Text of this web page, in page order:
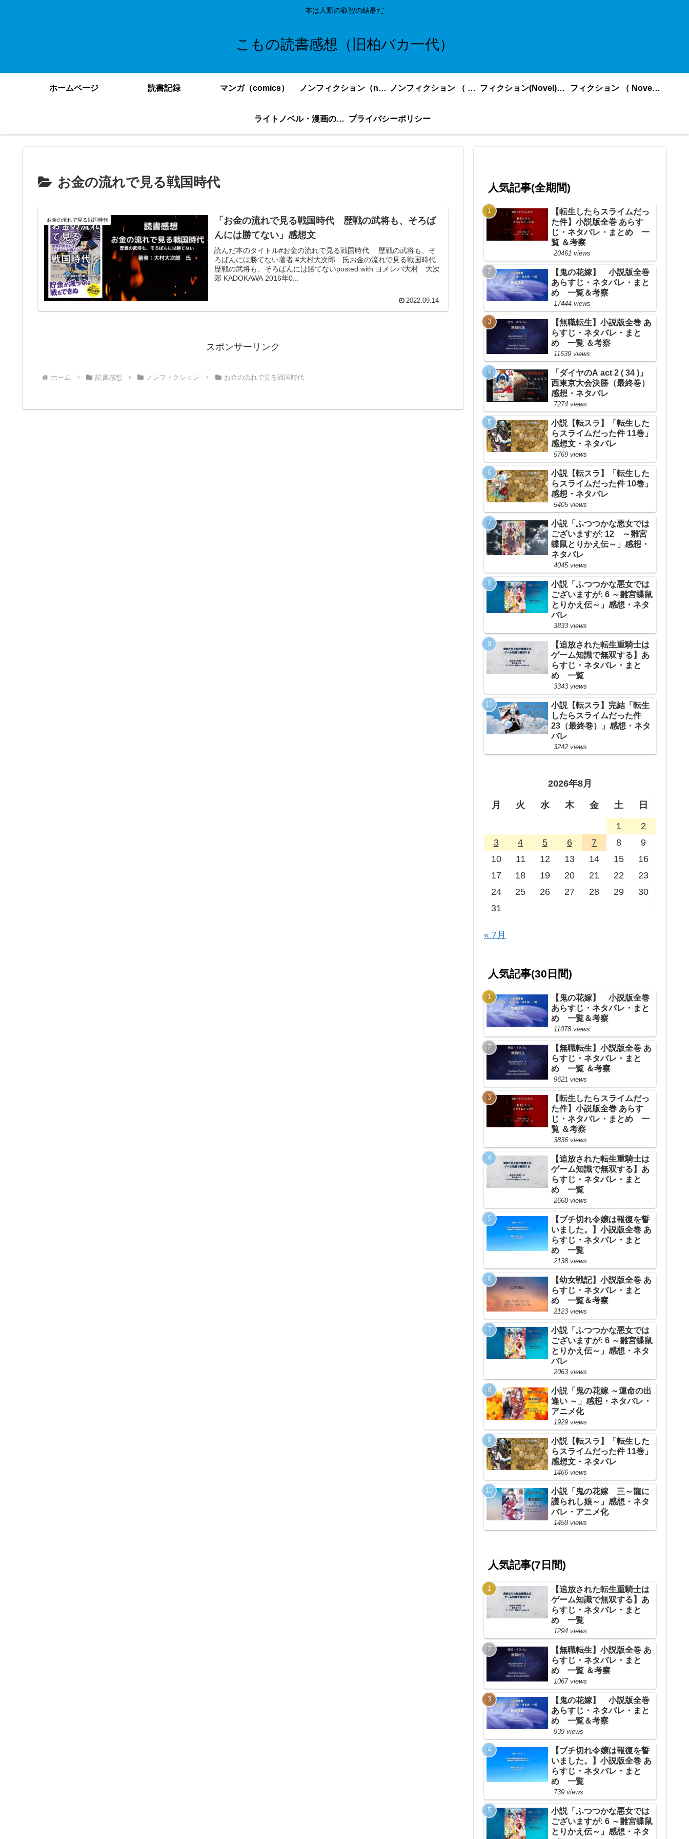
本は人類の叡智の結晶だ
こもの読書感想（旧柏バカ一代）
ホームページ 読書記録 マンガ（comics） ノンフィクション（nonfiction）更新順 ノンフィクション （ nonfiction ） あいうえお順 フィクション(Novel)更新順 フィクション （ Novel ） あいうえお順
ライトノベル・漫画の感想・ネタバレまとめ｜こもの読書感想 プライバシーポリシー
お金の流れで見る戦国時代
お金の流れで見る戦国時代
「お金の流れで見る戦国時代 歴戦の武将も、そろば
んには勝てない」感想文
読んだ本のタイトル#お金の流れで見る戦国時代 歴戦の武将も、そ
ろばんには勝てない著者:#大村大次郎 氏お金の流れで見る戦国時代
歴戦の武将も、そろばんには勝てないposted with ヨメレバ大村 大次
郎 KADOKAWA 2016年0...
2022.09.14
スポンサーリンク
ホーム 読書感想 ノンフィクション お金の流れで見る戦国時代
人気記事(全期間)
【転生したらスライムだっ
た件】小説版全巻 あらす
じ・ネタバレ・まとめ 一
覧 ＆考察
20461 views
【鬼の花嫁】 小説版全巻
あらすじ・ネタバレ・まと
め 一覧＆考察
17444 views
【無職転生】小説版全巻 あ
らすじ・ネタバレ・まと
め 一覧 ＆考察
11639 views
「ダイヤのA act 2 ( 34 )」
西東京大会決勝（最終巻）
感想・ネタバレ
7274 views
小説【転スラ】「転生した
らスライムだった件 11巻」
感想文・ネタバレ
5769 views
小説【転スラ】「転生した
らスライムだった件 10巻」
感想・ネタバレ
5405 views
小説「ふつつかな悪女では
ございますが: 12 ～雛宮
蝶鼠とりかえ伝～」感想・
ネタバレ
4045 views
小説「ふつつかな悪女では
ございますが: 6 ～雛宮蝶鼠
とりかえ伝～」感想・ネタ
バレ
3833 views
【追放された転生重騎士は
ゲーム知識で無双する】あ
らすじ・ネタバレ・まと
め 一覧
3343 views
小説【転スラ】完結「転生
したらスライムだった件
23（最終巻）」感想・ネタ
バレ
3242 views
2026年8月
月 火 水 木 金 土 日
1
2
3
4 5 6 7 8
9
10
11 12 13 14 15
16
17
18 19 20 21 22
23
24
25 26 27 28 29
30
31
« 7月
人気記事(30日間)
【鬼の花嫁】 小説版全巻
あらすじ・ネタバレ・まと
め 一覧＆考察
11078 views
【無職転生】小説版全巻 あ
らすじ・ネタバレ・まと
め 一覧 ＆考察
9621 views
【転生したらスライムだっ
た件】小説版全巻 あらす
じ・ネタバレ・まとめ 一
覧 ＆考察
3836 views
【追放された転生重騎士は
ゲーム知識で無双する】あ
らすじ・ネタバレ・まと
め 一覧
2668 views
【ブチ切れ令嬢は報復を誓
いました。】小説版全巻 あ
らすじ・ネタバレ・まと
め 一覧
2138 views
【幼女戦記】小説版全巻 あ
らすじ・ネタバレ・まと
め 一覧＆考察
2123 views
小説「ふつつかな悪女では
ございますが: 6 ～雛宮蝶鼠
とりかえ伝～」感想・ネタ
バレ
2063 views
小説「鬼の花嫁 ～運命の出
逢い ～」感想・ネタバレ・
アニメ化
1929 views
小説【転スラ】「転生した
らスライムだった件 11巻」
感想文・ネタバレ
1466 views
小説「鬼の花嫁 三～龍に
護られし娘～」感想・ネタ
バレ・アニメ化
1458 views
人気記事(7日間)
【追放された転生重騎士は
ゲーム知識で無双する】あ
らすじ・ネタバレ・まと
め 一覧
1294 views
【無職転生】小説版全巻 あ
らすじ・ネタバレ・まと
め 一覧 ＆考察
1067 views
【鬼の花嫁】 小説版全巻
あらすじ・ネタバレ・まと
め 一覧＆考察
939 views
【ブチ切れ令嬢は報復を誓
いました。】小説版全巻 あ
らすじ・ネタバレ・まと
め 一覧
739 views
小説「ふつつかな悪女では
ございますが: 6 ～雛宮蝶鼠
とりかえ伝～」感想・ネタ